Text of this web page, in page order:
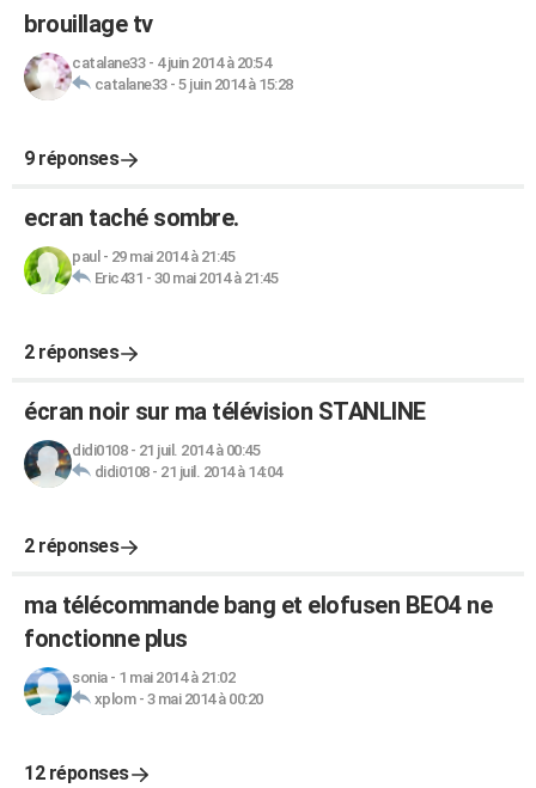
brouillage tv
catalane33- 4 juin 2014 à 20:54
catalane33- 5 juin 2014 à 15:28
9 réponses
ecran taché sombre.
paul - 29 mai 2014 à 21:45
Eric431 - 30 mai 2014 à 21:45
2 réponses
écran noir sur ma télévision STANLINE
didi0108- 21 juil. 2014 à 00:45
didi0108- 21 juil. 2014 à 14:04
2 réponses
ma télécommande bang et elofusen BEO4 ne
fonctionne plus
sonia- 1 mai 2014 à 21:02
xplom- 3 mai 2014 à 00:20
12 réponses